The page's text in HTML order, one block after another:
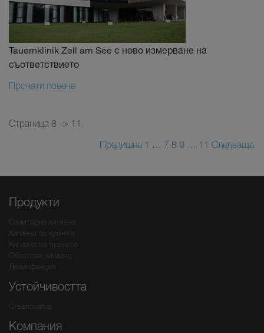
Tauernklinik Zell am See с ново измерване на
съответствието
Прочети повече
Страница 8 -> 11.
Предишна 1 … 7 8 9 … 11 Следваща
Продукти
Санитарна хигиена
Хигиена за кухнята
Хигиена на прането
Обектова хигиена
Дезинфекция
Устойчивостта
Greenovative
Компания